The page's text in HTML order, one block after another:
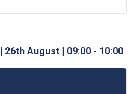
August | 09:00 - 10:00